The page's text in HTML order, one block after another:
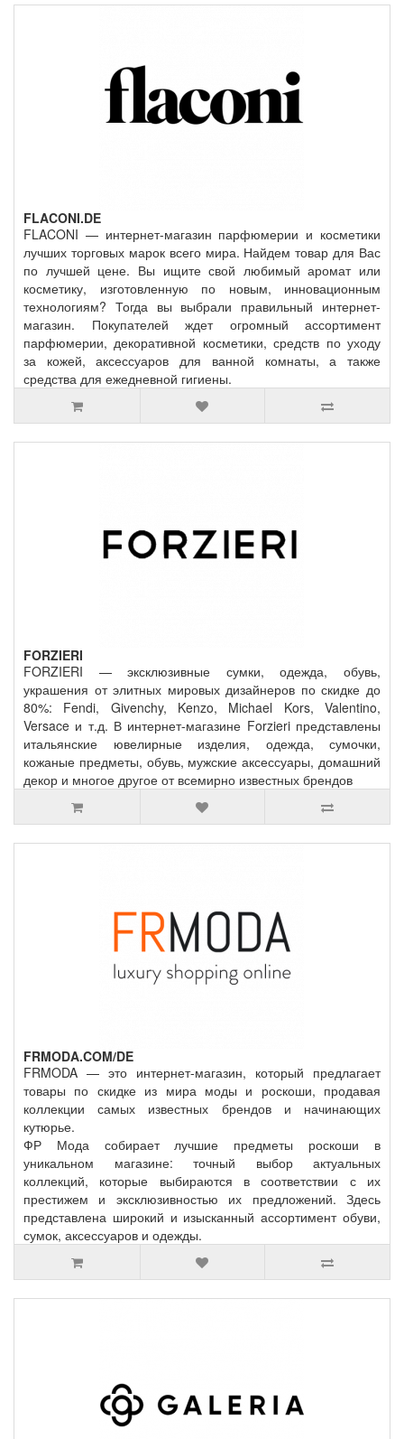
FLACONI.DE
FLACONI — интернет-магазин парфюмерии и косметики
лучших торговых марок всего мира. Найдем товар для Вас
по лучшей цене. Вы ищите свой любимый аромат или
косметику, изготовленную по новым, инновационным
технологиям? Тогда вы выбрали правильный интернет-
магазин. Покупателей ждет огромный ассортимент
парфюмерии, декоративной косметики, средств по уходу
за кожей, аксессуаров для ванной комнаты, а также
средства для ежедневной гигиены.
FORZIERI
FORZIERI — эксклюзивные сумки, одежда, обувь,
украшения от элитных мировых дизайнеров по скидке до
80%: Fendi, Givenchy, Kenzo, Michael Kors, Valentino,
Versace и т.д. В интернет-магазине Forzieri представлены
итальянские ювелирные изделия, одежда, сумочки,
кожаные предметы, обувь, мужские аксессуары, домашний
декор и многое другое от всемирно известных брендов
FRMODA.COM/DE
FRMODA — это интернет-магазин, который предлагает
товары по скидке из мира моды и роскоши, продавая
коллекции самых известных брендов и начинающих
кутюрье.
ФР Мода собирает лучшие предметы роскоши в
уникальном магазине: точный выбор актуальных
коллекций, которые выбираются в соответствии с их
престижем и эксклюзивностью их предложений. Здесь
представлена широкий и изысканный ассортимент обуви,
сумок, аксессуаров и одежды.